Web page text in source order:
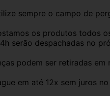
sempre o campo de
os produtos todos
serão despachadas no
podem ser retiradas em
em até 12x sem juros